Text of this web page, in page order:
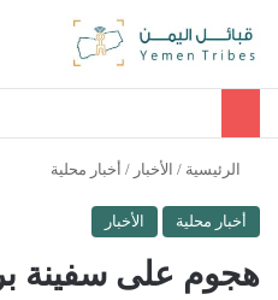
الرئيسية / الأخبار / أخبار محلية
أخبار محلية الأخبار
هجوم على سفينة